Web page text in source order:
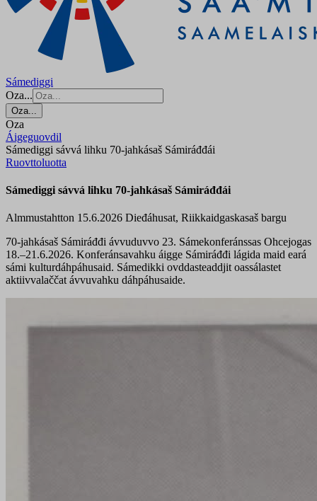
Sámediggi
Oza...
Oza...
Oza
Áigeguovdil
Sámediggi sávvá lihku 70-jahkásaš Sámiráđđái
Ruovttoluotta
Sámediggi sávvá lihku 70-jahkásaš Sámiráđđái
Almmustahtton 15.6.2026 Dieđáhusat, Riikkaidgaskasaš bargu
70-jahkásaš Sámiráđđi ávvuduvvo 23. Sámekonferánssas Ohcejogas
18.–21.6.2026. Konferánsavahku áigge Sámiráđđi lágida maid eará
sámi kulturdáhpáhusaid. Sámedikki ovddasteaddjit oassálastet
aktiivvalaččat ávvuvahku dáhpáhusaide.